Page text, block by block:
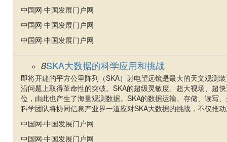
中国网·中国发展门户网
中国网·中国发展门户网
中国网·中国发展门户网
8SKA大数据的科学应用和挑战
即将开建的平方公里阵列（SKA）射电望远镜是最大的天文观测
沿问题上取得革命性的突破。SKA的超级灵敏度、超大视场、超
位，由此也产生了海量观测数据。SKA的数据运输、存储、读写
科学团队将协同信息产业界一道应对SKA大数据的挑战，不仅推
中国网·中国发展门户网
中国网·中国发展门户网